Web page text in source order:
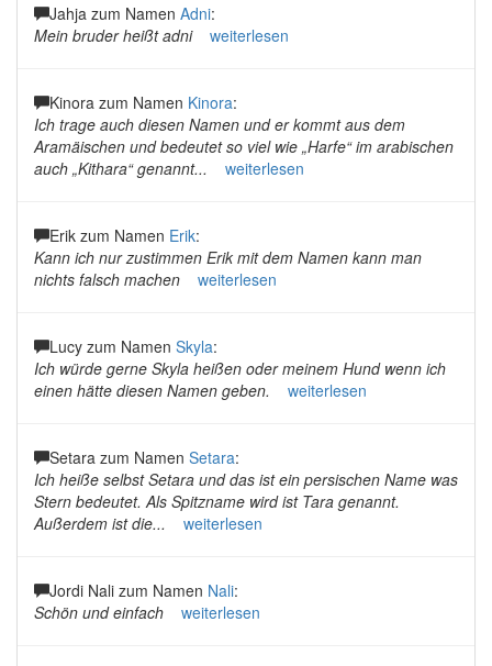
Jahja zum Namen Adni:
Mein bruder heißt adni
weiterlesen
Kinora zum Namen Kinora:
Ich trage auch diesen Namen und er kommt aus dem
Aramäischen und bedeutet so viel wie „Harfe“ im arabischen
auch „Kithara“ genannt...
weiterlesen
Erik zum Namen Erik:
Kann ich nur zustimmen Erik mit dem Namen kann man
nichts falsch machen
weiterlesen
Lucy zum Namen Skyla:
Ich würde gerne Skyla heißen oder meinem Hund wenn ich
einen hätte diesen Namen geben.
weiterlesen
Setara zum Namen Setara:
Ich heiße selbst Setara und das ist ein persischen Name was
Stern bedeutet. Als Spitzname wird ist Tara genannt.
Außerdem ist die...
weiterlesen
Jordi Nali zum Namen Nali:
Schön und einfach
weiterlesen